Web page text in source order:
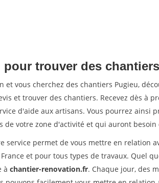
trouver des
et vous cherchez des chantiers Pugieu,
et trouver des chantiers. Recevez dès à
d'aide aux artisans. Vous pourrez ainsi
de votre zone d'activité et qui auront
service permet de vous mettre en relation
et pour tous types de travaux. Quel
à chantier-renovation.fr. Chaque jour, des